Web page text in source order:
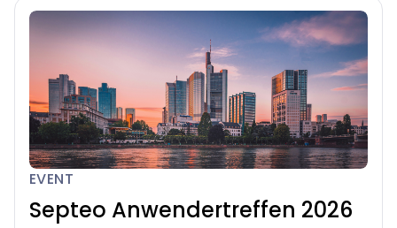
EVENT
Septeo Anwendertreffen 2026